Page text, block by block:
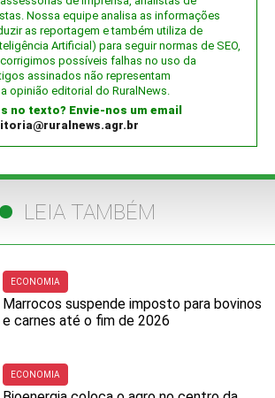
Nossa equipe analisa as informações
as reportagem e também utiliza de
Artificial) para seguir normas de SEO,
possíveis falhas no uso da
assinados não representam
opinião editorial do RuralNews.
no texto? Envie-nos um email
LEIA TAMBÉM
ECONOMIA
Marrocos suspende imposto para bovinos
e carnes até o fim de 2026
ECONOMIA